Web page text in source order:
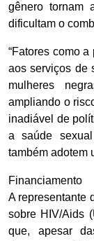
gênero tornam
dificultam o
“Fatores como
aos serviços de
mulheres
ampliando o
inadiável de
a saúde
também adotem
Financiamento
A representante
sobre HIV/Aids
que, apesar